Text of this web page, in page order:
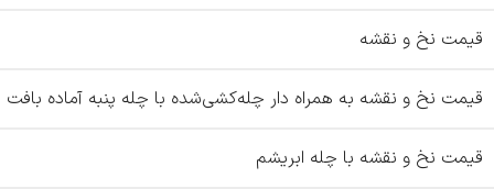
قیمت نخ و نقشه
قیمت نخ و نقشه به همراه دار چله‌کشی‌شده با چله پنبه آماده بافت
قیمت نخ و نقشه با چله ابریشم